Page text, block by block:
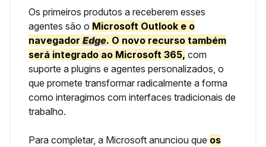
Os primeiros produtos a receberem esses
agentes são o Microsoft Outlook e o
navegador Edge. O novo recurso também
será integrado ao Microsoft 365, com
suporte a plugins e agentes personalizados, o
que promete transformar radicalmente a forma
como interagimos com interfaces tradicionais de
trabalho.
Para completar, a Microsoft anunciou que os